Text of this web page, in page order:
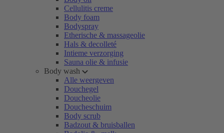
Cellulitis creme
Body foam
Bodyspray
Etherische & massageolie
Hals & decolleté
Intieme verzorging
Sauna olie & infusie
Body wash
Alle weergeven
Douchegel
Doucheolie
Doucheschuim
Body scrub
Badzout & bruisballen